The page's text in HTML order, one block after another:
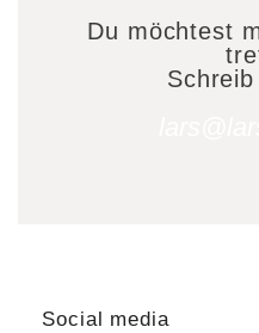
Du möchtest
Social media